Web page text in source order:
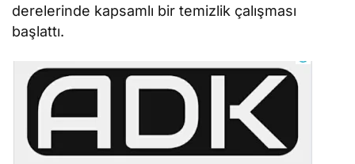
derelerinde kapsamlı bir temizlik çalışması
başlattı.